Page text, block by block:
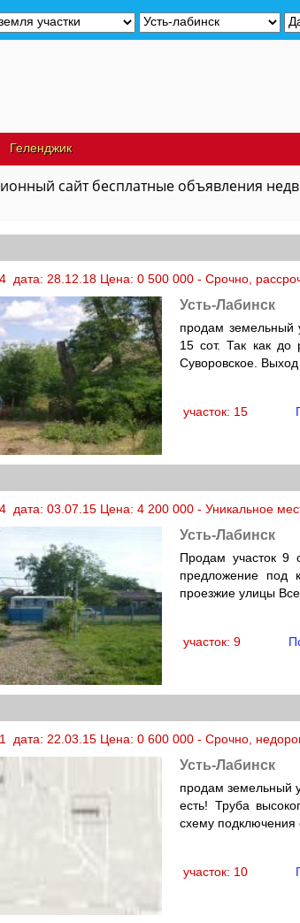
сайт бесплатные объявления
дата: 28.12.18 Цена: 0 500 000 - Срочно,
Усть-Лабинск
продам земельный
15 сот. Так как до
Суворовское.
участок: 15
дата: 03.07.15 Цена: 4 200 000 - Уникальное
Усть-Лабинск
Продам участок 9
предложение под
проезжие улицы
участок: 9
дата: 22.03.15 Цена: 0 600 000 - Срочно,
Усть-Лабинск
продам земельный
есть! Труба
схему подключения
участок: 10
Геленджик
Продам